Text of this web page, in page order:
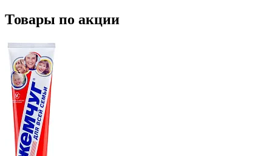
Товары по акции